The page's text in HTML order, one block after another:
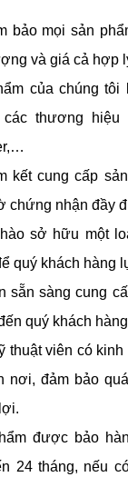
bảo mọi sản
và giá cả hợp
của chúng tôi
thương hiệu
kết cung cấp
chứng nhận đầy
sở hữu một
quý khách hàng
sẵn sàng cung
quý khách
thuật viên có
nơi, đảm bảo
được bảo
24 tháng, nếu